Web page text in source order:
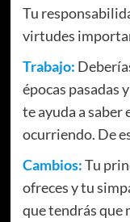
Tu
virtudes
Trabajo:
épocas pasadas
te ayuda a saber
ocurriendo. De
Cambios:Tu
ofreces y tu
que tendrás que